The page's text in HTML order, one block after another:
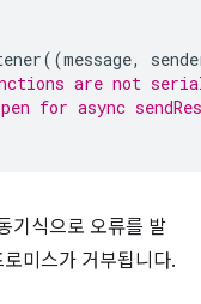
((message,
are not
for async
기식으로 오류를 발
로미스가 거부됩니다.